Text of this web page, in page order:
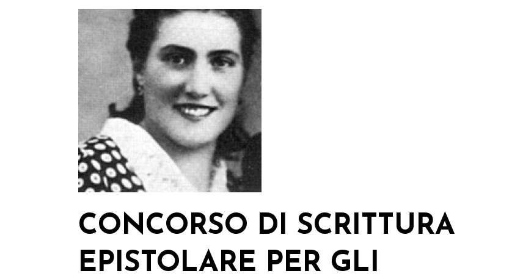
CONCORSO DI SCRITTURA
EPISTOLARE PER GLI